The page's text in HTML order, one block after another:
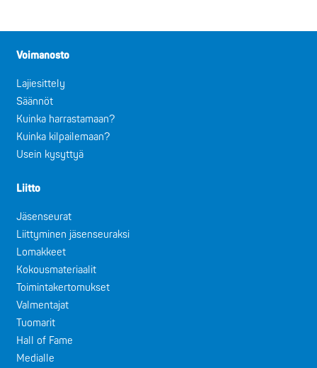
Voimanosto
Lajiesittely
Säännöt
Kuinka harrastamaan?
Kuinka kilpailemaan?
Usein kysyttyä
Liitto
Jäsenseurat
Liittyminen jäsenseuraksi
Lomakkeet
Kokousmateriaalit
Toimintakertomukset
Valmentajat
Tuomarit
Hall of Fame
Medialle